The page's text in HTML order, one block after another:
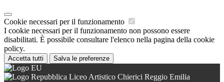
Cookie necessari per il funzionamento
I cookie necessari per il funzionamento non possono essere
disabilitati. È possibile consultare l'elenco nella pagina della cookie
policy.
Accetta tutti Salva le preferenze
Liceo Artistico Chierici Reggio Emilia